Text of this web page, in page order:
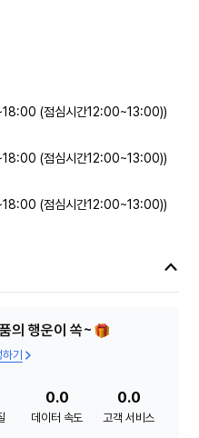
(점심시간12:00~13:00))
(점심시간12:00~13:00))
(점심시간12:00~13:00))
의 행운이 쏙~
기
0.0
데이터 속도
0.0
고객 서비스